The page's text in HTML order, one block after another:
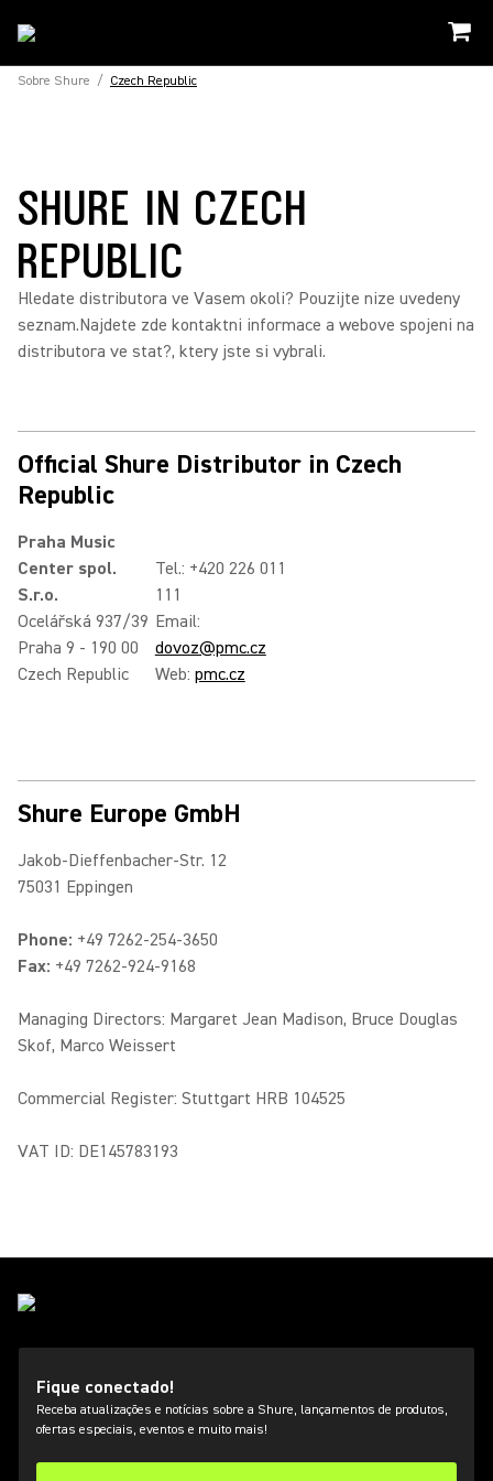
Sobre Shure / Czech Republic
SHURE IN CZECH
REPUBLIC
Hledate distributora ve Vasem okoli? Pouzijte nize uvedeny
seznam.Najdete zde kontaktni informace a webove spojeni na
distributora ve stat?, ktery jste si vybrali.
Official Shure Distributor in Czech
Republic
Praha Music
Center spol.
S.r.o.
Ocelářská 937/39
Praha 9 - 190 00
Czech Republic
Tel.: +420 226 011
111
Email:
dovoz@pmc.cz
Web: pmc.cz
Shure Europe GmbH
Jakob-Dieffenbacher-Str. 12
75031 Eppingen
Phone: +49 7262-254-3650
Fax: +49 7262-924-9168
Managing Directors: Margaret Jean Madison, Bruce Douglas
Skof, Marco Weissert
Commercial Register: Stuttgart HRB 104525
VAT ID: DE145783193
Fique conectado!
Receba atualizações e notícias sobre a Shure, lançamentos de produtos,
ofertas especiais, eventos e muito mais!